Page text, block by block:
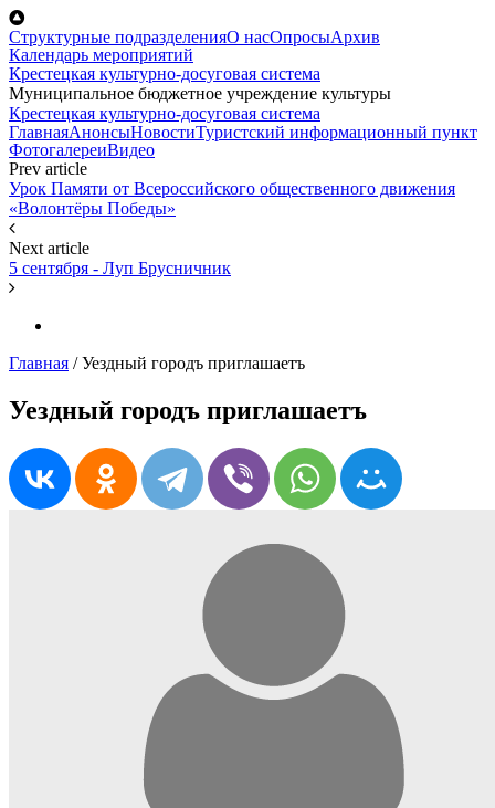
Перейти к основному содержанию
Структурные подразделенияО насОпросыАрхив
Календарь мероприятий
Крестецкая культурно-досуговая система
Муниципальное бюджетное учреждение культуры
Крестецкая культурно-досуговая система
ГлавнаяАнонсыНовостиТуристский информационный пункт
ФотогалереиВидео
Prev article
Урок Памяти от Всероссийского общественного движения
«Волонтёры Победы»
Next article
5 сентября - Луп Брусничник
Главная /Уездный городъ приглашаетъ
Уездный городъ приглашаетъ